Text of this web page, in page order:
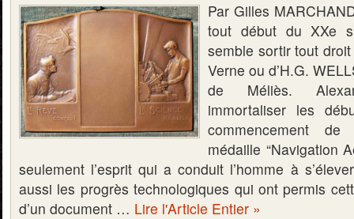
Par Gilles
tout début du XXe
semble sortir tout
Verne ou d’H.G.
de Méliès.
immortaliser les
commencement
médaille “Navigation
seulement l’esprit qui a conduit l’homme à
aussi les progrès technologiques qui ont permis
d’un document … Lire l'Article Entier »